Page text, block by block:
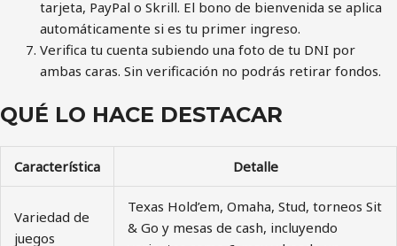
tarjeta, PayPal o Skrill. El bono de bienvenida se aplica
automáticamente si es tu primer ingreso.
Verifica tu cuenta subiendo una foto de tu DNI por
ambas caras. Sin verificación no podrás retirar fondos.
QUÉ LO HACE DESTACAR
Característica Detalle
Variedad de
juegos
Texas Hold’em, Omaha, Stud, torneos Sit
& Go y mesas de cash, incluyendo